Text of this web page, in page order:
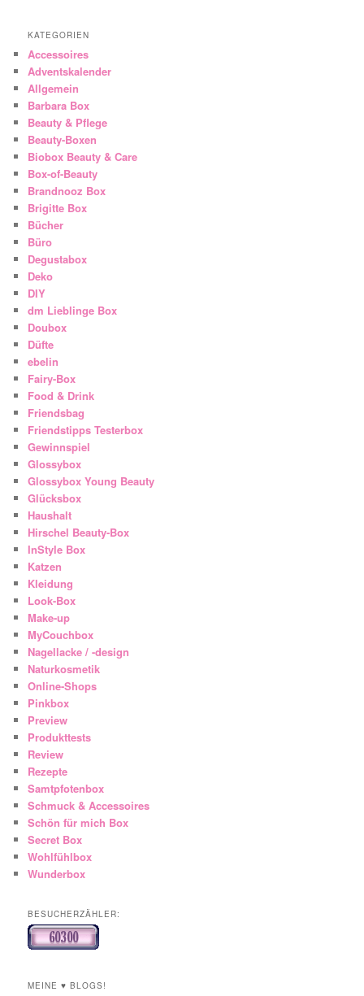
KATEGORIEN
Accessoires
Adventskalender
Allgemein
Barbara Box
Beauty & Pflege
Beauty-Boxen
Biobox Beauty & Care
Box-of-Beauty
Brandnooz Box
Brigitte Box
Bücher
Büro
Degustabox
Deko
DIY
dm Lieblinge Box
Doubox
Düfte
ebelin
Fairy-Box
Food & Drink
Friendsbag
Friendstipps Testerbox
Gewinnspiel
Glossybox
Glossybox Young Beauty
Glücksbox
Haushalt
Hirschel Beauty-Box
InStyle Box
Katzen
Kleidung
Look-Box
Make-up
MyCouchbox
Nagellacke / -design
Naturkosmetik
Online-Shops
Pinkbox
Preview
Produkttests
Review
Rezepte
Samtpfotenbox
Schmuck & Accessoires
Schön für mich Box
Secret Box
Wohlfühlbox
Wunderbox
BESUCHERZÄHLER:
MEINE ♥ BLOGS!